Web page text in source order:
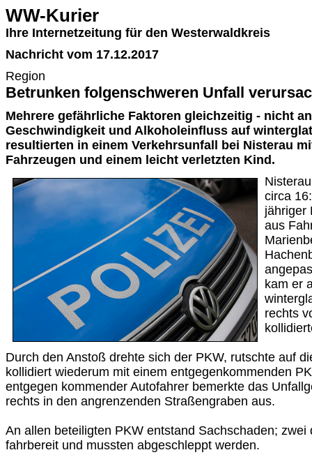
WW-Kurier
Ihre Internetzeitung für den Westerwaldkreis
Nachricht vom 17.12.2017
Region
Betrunken folgenschweren Unfall
Mehrere gefährliche Faktoren gleichzeitig - nicht
Geschwindigkeit und Alkoholeinfluss auf
resultierten in einem Verkehrsunfall bei Nisterau
Fahrzeugen und einem leicht verletzten Kind.
circa
jähriger
aus
kam er
rechts
Durch den Anstoß drehte sich der PKW, rutschte auf
kollidiert wiederum mit einem entgegenkommenden
entgegen kommender Autofahrer bemerkte das
rechts in den angrenzenden Straßengraben aus.
An allen beteiligten PKW entstand Sachschaden; zwei
fahrbereit und mussten abgeschleppt werden.